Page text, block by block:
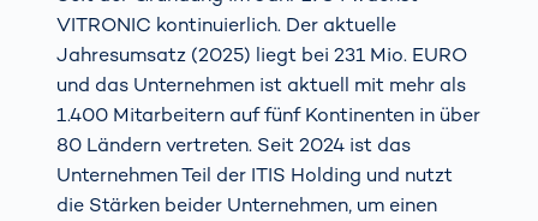
VITRONIC kontinuierlich. Der aktuelle
Jahresumsatz (2025) liegt bei 231 Mio. EURO
und das Unternehmen ist aktuell mit mehr als
1.400 Mitarbeitern auf fünf Kontinenten in über
80 Ländern vertreten. Seit 2024 ist das
Unternehmen Teil der ITIS Holding und nutzt
die Stärken beider Unternehmen, um einen